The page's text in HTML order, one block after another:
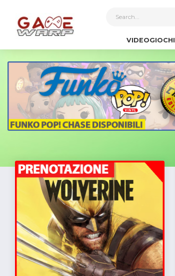
VIDEOGIOCHI